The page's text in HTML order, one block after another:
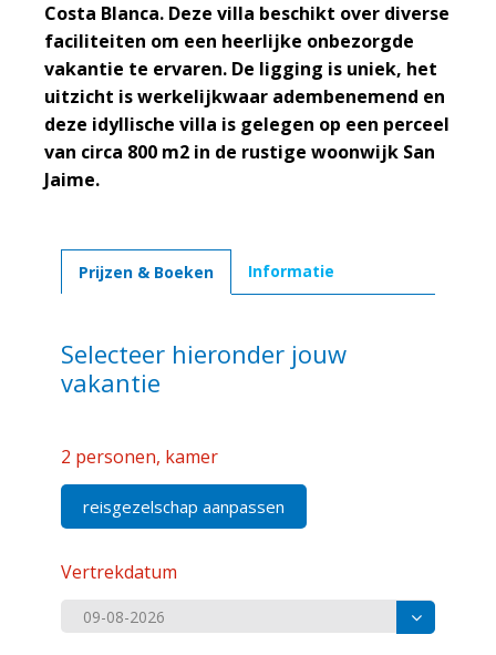
Costa Blanca. Deze villa beschikt over diverse
faciliteiten om een heerlijke onbezorgde
vakantie te ervaren. De ligging is uniek, het
uitzicht is werkelijkwaar adembenemend en
deze idyllische villa is gelegen op een perceel
van circa 800 m2 in de rustige woonwijk San
Jaime.
Prijzen & Boeken Informatie
Selecteer hieronder jouw
vakantie
2 personen, kamer
reisgezelschap aanpassen
Vertrekdatum